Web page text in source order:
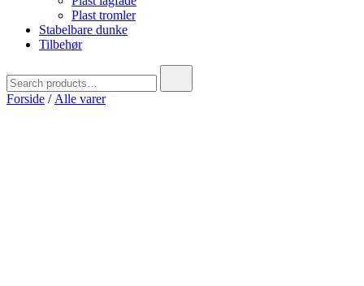
Plast tromler
Stabelbare dunke
Tilbehør
for:
Forside / Alle varer